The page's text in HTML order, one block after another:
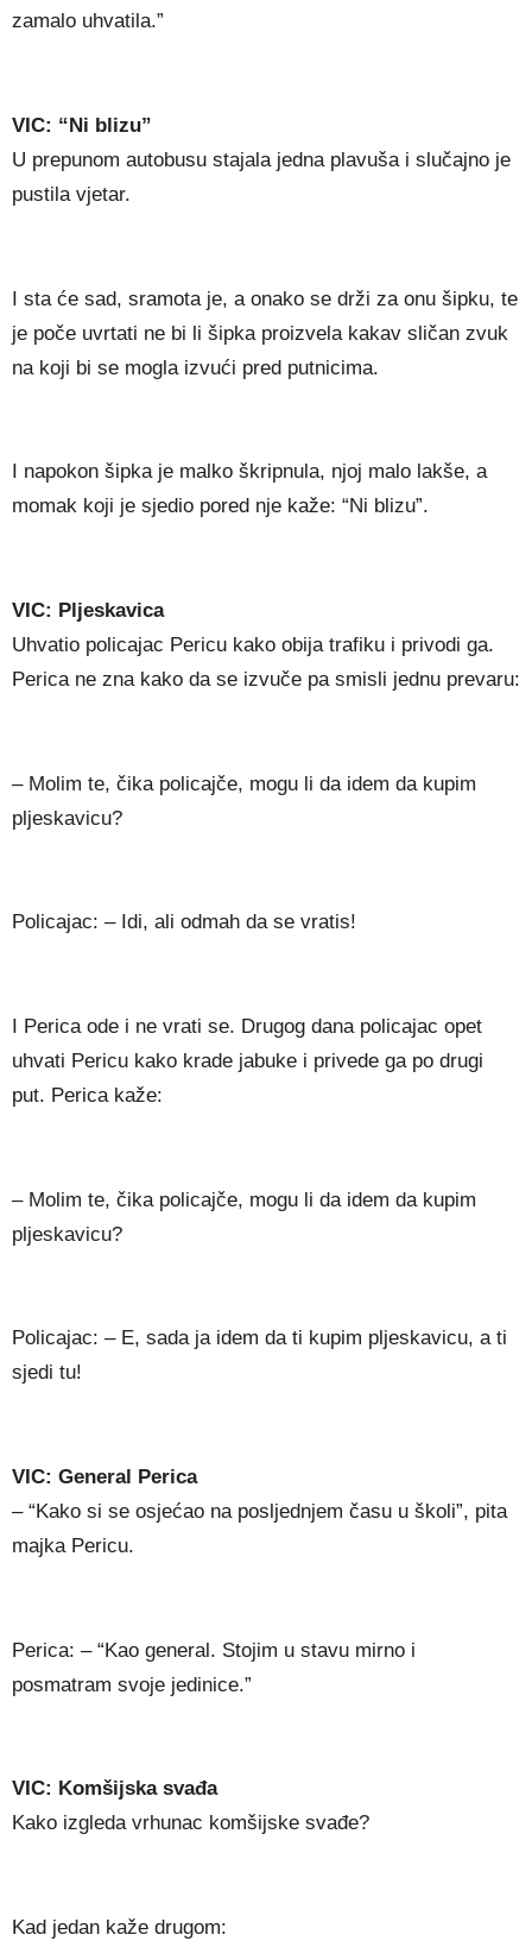
zamalo uhvatila.”
VIC: “Ni blizu”
U prepunom autobusu stajala jedna plavuša i slučajno je
pustila vjetar.
I sta će sad, sramota je, a onako se drži za onu šipku, te
je poče uvrtati ne bi li šipka proizvela kakav sličan zvuk
na koji bi se mogla izvući pred putnicima.
I napokon šipka je malko škripnula, njoj malo lakše, a
momak koji je sjedio pored nje kaže: “Ni blizu”.
VIC: Pljeskavica
Uhvatio policajac Pericu kako obija trafiku i privodi ga.
Perica ne zna kako da se izvuče pa smisli jednu prevaru:
– Molim te, čika policajče, mogu li da idem da kupim
pljeskavicu?
Policajac: – Idi, ali odmah da se vratis!
I Perica ode i ne vrati se. Drugog dana policajac opet
uhvati Pericu kako krade jabuke i privede ga po drugi
put. Perica kaže:
– Molim te, čika policajče, mogu li da idem da kupim
pljeskavicu?
Policajac: – E, sada ja idem da ti kupim pljeskavicu, a ti
sjedi tu!
VIC: General Perica
– “Kako si se osjećao na posljednjem času u školi”, pita
majka Pericu.
Perica: – “Kao general. Stojim u stavu mirno i
posmatram svoje jedinice.”
VIC: Komšijska svađa
Kako izgleda vrhunac komšijske svađe?
Kad jedan kaže drugom: